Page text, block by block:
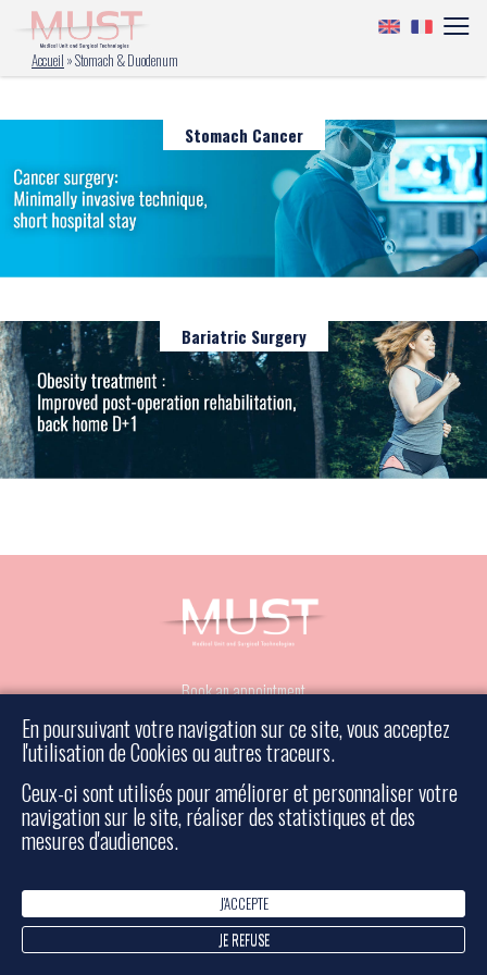
En poursuivant votre navigation sur ce site, vous acceptez
l'utilisation de Cookies ou autres traceurs.
Ceux-ci sont utilisés pour améliorer et personnaliser votre
navigation sur le site, réaliser des statistiques et des
mesures d'audiences.
J'ACCEPTE
JE REFUSE
Accueil »Stomach & Duodenum
Stomach Cancer
Bariatric Surgery
Book an appointment
Contact a surgeon
Legal information
Sitemap
Rescue surgery
© 2026 Must- Tous droits réservés - Réalisé par Bulko